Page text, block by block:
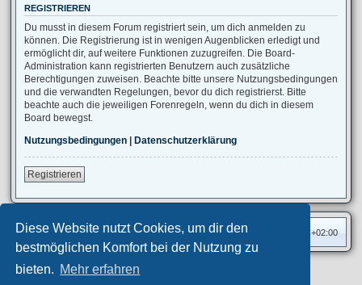
Diese Website nutzt Cookies, um dir den
bestmöglichen Komfort bei der Nutzung zu
bieten. Mehr erfahren
REGISTRIEREN
Du musst in diesem Forum registriert sein, um dich anmelden zu
können. Die Registrierung ist in wenigen Augenblicken erledigt und
ermöglicht dir, auf weitere Funktionen zuzugreifen. Die Board-
Administration kann registrierten Benutzern auch zusätzliche
Berechtigungen zuweisen. Beachte bitte unsere Nutzungsbedingungen
und die verwandten Regelungen, bevor du dich registrierst. Bitte
beachte auch die jeweiligen Forenregeln, wenn du dich in diesem
Board bewegst.
Nutzungsbedingungen | Datenschutzerklärung
Registrieren
Foren-Übersicht Alle Zeiten sind UTC+02:00
Privates Forum ©